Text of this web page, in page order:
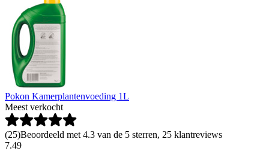
Pokon Kamerplantenvoeding 1L
Meest verkocht
(25)Beoordeeld met 4.3 van de 5 sterren, 25 klantreviews
7.49